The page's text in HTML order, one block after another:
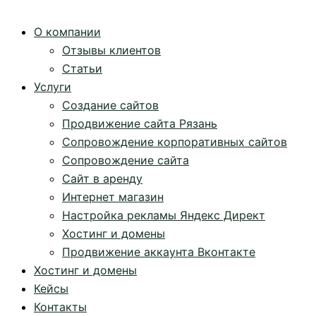
О компании
Отзывы клиентов
Статьи
Услуги
Создание сайтов
Продвижение сайта Рязань
Сопровождение корпоративных сайтов
Сопровождение сайта
Сайт в аренду
Интернет магазин
Настройка рекламы Яндекс Директ
Хостинг и домены
Продвижение аккаунта Вконтакте
Хостинг и домены
Кейсы
Контакты